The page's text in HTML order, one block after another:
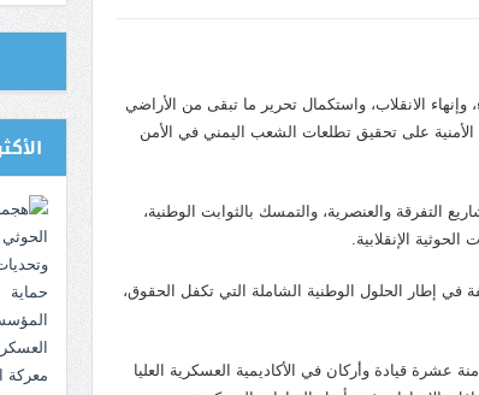
جماعة الحوثي تعلن استهداف ناقلة النفط السعودية “وفاء”
الانقلاب، واستكمال تحرير ما تبقى من الأراضي
الأمنية على تحقيق تطلعات الشعب اليمني في الأمن
التفرقة والعنصرية، والتمسك بالثوابت الوطنية،
الإنقلابية.
في إطار الحلول الوطنية الشاملة التي تكفل الحقوق،
قيادة وأركان في الأكاديمية العسكرية العليا